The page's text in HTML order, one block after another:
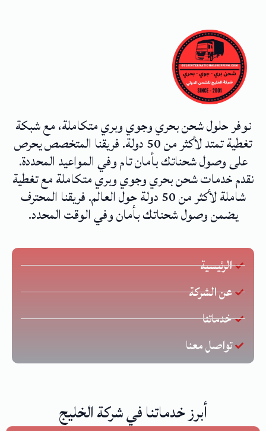
نوفر حلول شحن بحري وجوي وبري متكاملة، مع شبكة
تغطية تمتد لأكثر من 50 دولة. فريقنا المتخصص يحرص
على وصول شحناتك بأمان تام وفي المواعيد المحددة.
نقدم خدمات شحن بحري وجوي وبري متكاملة مع تغطية
شاملة لأكثر من 50 دولة حول العالم. فريقنا المحترف
يضمن وصول شحناتك بأمان وفي الوقت المحدد.
الرئيسية
عن الشركة
خدماتنا
تواصل معنا
أبرز خدماتنا في شركة الخليج